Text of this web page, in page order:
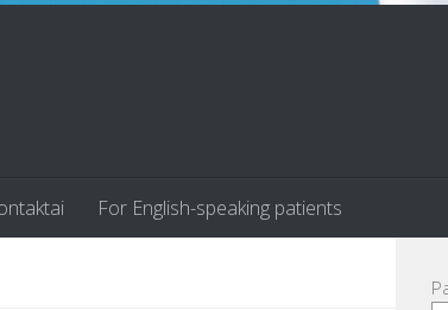
For English-speaking patients